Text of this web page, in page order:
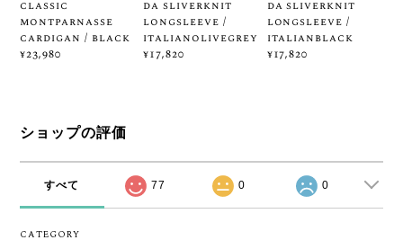
classic
montparnasse
cardigan / black
¥23,980
da sliverknit
longsleeve /
italianolivegrey
¥17,820
da sliverknit
longsleeve /
italianblack
¥17,820
ショップの評価
すべて 77 0 0
CATEGORY